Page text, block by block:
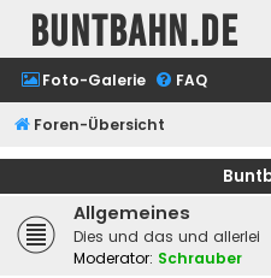
buntbahn.de
Foto-Galerie FAQ
Foren-Übersicht
Allgemeines
Dies und das und allerlei
Moderator: Schrauber